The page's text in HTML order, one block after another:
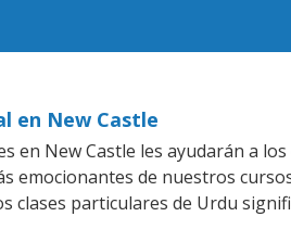
en New Castle
en New Castle les ayudarán a
emocionantes de nuestros
clases particulares de Urdu